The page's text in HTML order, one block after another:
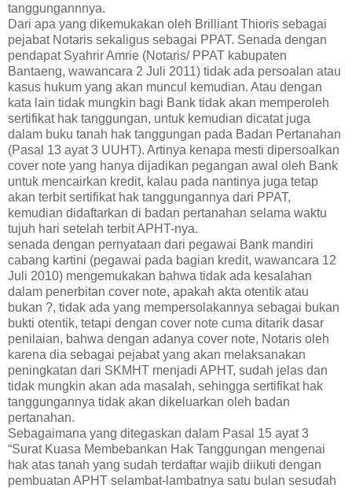
tanggungannnya.
Dari apa yang dikemukakan oleh Brilliant Thioris sebagai
pejabat Notaris sekaligus sebagai PPAT. Senada dengan
pendapat Syahrir Amrie (Notaris/ PPAT kabupaten
Bantaeng, wawancara 2 Juli 2011) tidak ada persoalan atau
kasus hukum yang akan muncul kemudian. Atau dengan
kata lain tidak mungkin bagi Bank tidak akan memperoleh
sertifikat hak tanggungan, untuk kemudian dicatat juga
dalam buku tanah hak tanggungan pada Badan Pertanahan
(Pasal 13 ayat 3 UUHT). Artinya kenapa mesti dipersoalkan
cover note yang hanya dijadikan pegangan awal oleh Bank
untuk mencairkan kredit, kalau pada nantinya juga tetap
akan terbit sertifikat hak tanggungannya dari PPAT,
kemudian didaftarkan di badan pertanahan selama waktu
tujuh hari setelah terbit APHT-nya.
senada dengan pernyataan dari pegawai Bank mandiri
cabang kartini (pegawai pada bagian kredit, wawancara 12
Juli 2010) mengemukakan bahwa tidak ada kesalahan
dalam penerbitan cover note, apakah akta otentik atau
bukan ?, tidak ada yang mempersolakannya sebagai bukan
bukti otentik, tetapi dengan cover note cuma ditarik dasar
penilaian, bahwa dengan adanya cover note, Notaris oleh
karena dia sebagai pejabat yang akan melaksanakan
peningkatan dari SKMHT menjadi APHT, sudah jelas dan
tidak mungkin akan ada masalah, sehingga sertifikat hak
tanggungannya tidak akan dikeluarkan oleh badan
pertanahan.
Sebagaimana yang ditegaskan dalam Pasal 15 ayat 3
“Surat Kuasa Membebankan Hak Tanggungan mengenai
hak atas tanah yang sudah terdaftar wajib diikuti dengan
pembuatan APHT selambat-lambatnya satu bulan sesudah